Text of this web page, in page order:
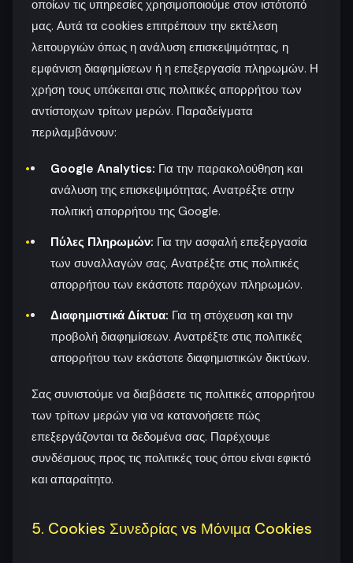
οποίων τις υπηρεσίες χρησιμοποιούμε στον ιστότοπό
μας. Αυτά τα cookies επιτρέπουν την εκτέλεση
λειτουργιών όπως η ανάλυση επισκεψιμότητας, η
εμφάνιση διαφημίσεων ή η επεξεργασία πληρωμών. Η
χρήση τους υπόκειται στις πολιτικές απορρήτου των
αντίστοιχων τρίτων μερών. Παραδείγματα
περιλαμβάνουν:
Google Analytics: Για την παρακολούθηση και
ανάλυση της επισκεψιμότητας. Ανατρέξτε στην
πολιτική απορρήτου της Google.
Πύλες Πληρωμών: Για την ασφαλή επεξεργασία
των συναλλαγών σας. Ανατρέξτε στις πολιτικές
απορρήτου των εκάστοτε παρόχων πληρωμών.
Διαφημιστικά Δίκτυα: Για τη στόχευση και την
προβολή διαφημίσεων. Ανατρέξτε στις πολιτικές
απορρήτου των εκάστοτε διαφημιστικών δικτύων.
Σας συνιστούμε να διαβάσετε τις πολιτικές απορρήτου
των τρίτων μερών για να κατανοήσετε πώς
επεξεργάζονται τα δεδομένα σας. Παρέχουμε
συνδέσμους προς τις πολιτικές τους όπου είναι εφικτό
και απαραίτητο.
5. Cookies Συνεδρίας vs Μόνιμα Cookies